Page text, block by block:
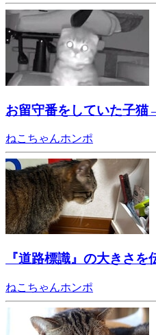
お留守番をしていた子
ねこちゃんホンポ
『道路標識』の大きさ
ねこちゃんホンポ